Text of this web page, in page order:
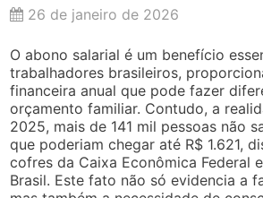
26 de janeiro de 2026
O abono salarial é um benefício
trabalhadores brasileiros,
financeira anual que pode fazer
orçamento familiar. Contudo, a
2025, mais de 141 mil pessoas não
que poderiam chegar até R$ 1.621,
cofres da Caixa Econômica Federal
Brasil. Este fato não só evidencia a